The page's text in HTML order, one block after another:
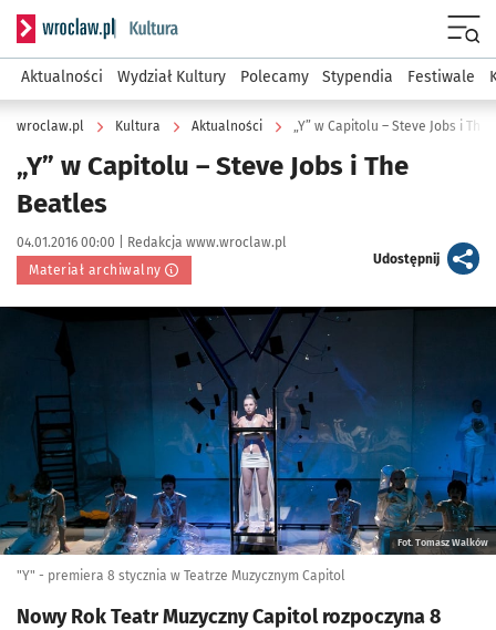
Serwis informacyjny wroclaw.pl podserwis: Kultura
Aktualności Wydział Kultury Polecamy Stypendia Festiwale
wroclaw.pl Kultura Aktualności „Y” w Capitolu – Steve Jobs i The
„Y” w Capitolu – Steve Jobs i The
Beatles
Data publikacji:
04.01.2016 00:00 | Autor:
Redakcja www.wroclaw.pl
Materiał archiwalny
Udostępnijartykuł
Kliknij, aby powiększyć
Fot. Tomasz Walków
"Y" - premiera 8 stycznia w Teatrze Muzycznym Capitol
Nowy Rok Teatr Muzyczny Capitol rozpoczyna 8